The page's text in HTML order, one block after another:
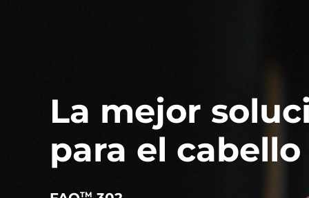
La mejor
para el cabello
TM